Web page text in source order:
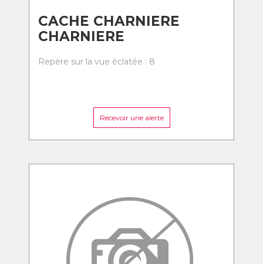
CACHE CHARNIERE
CHARNIERE
Repère sur la vue éclatée : 8
Recevoir une alerte